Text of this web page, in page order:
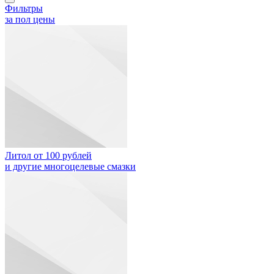
Фильтры
за пол цены
Литол от 100 рублей
и другие многоцелевые смазки